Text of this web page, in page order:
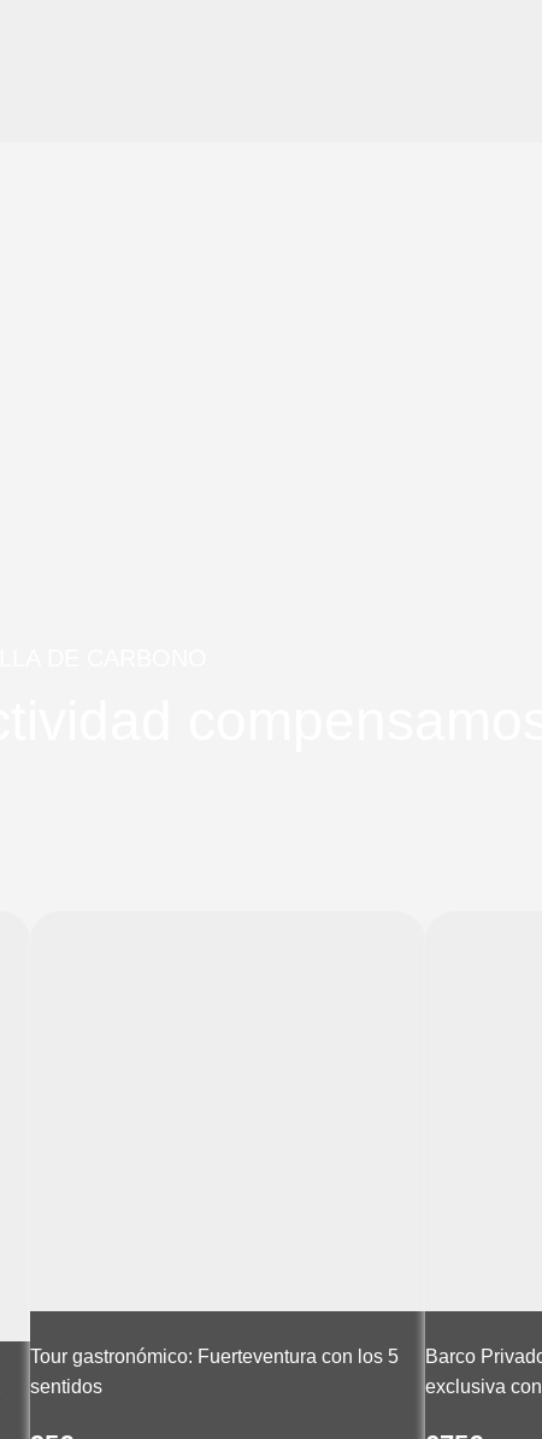
Tour gastronómico: Fuerteventura con los 5
sentidos
Barco
exclusiva